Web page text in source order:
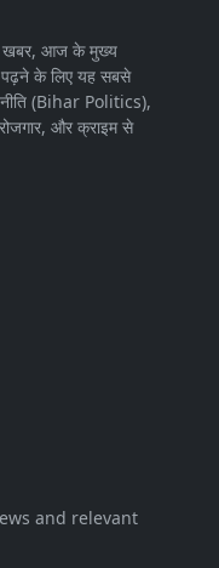
खबर, आज के मुख्य
पढ़ने के लिए यह सबसे
(Bihar Politics),
और क्राइम से
and relevant